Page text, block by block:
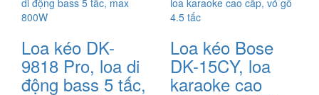
Loa kéo DK-
9818 Pro, loa di
động bass 5 tấc,
Loa kéo Bose
DK-15CY, loa
karaoke cao